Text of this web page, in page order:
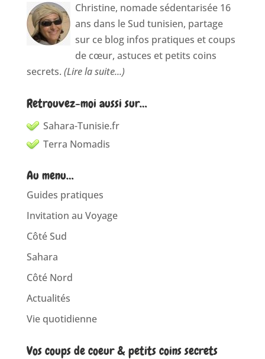
Christine, nomade sédentarisée 16
ans dans le Sud tunisien, partage
sur ce blog infos pratiques et coups
de cœur, astuces et petits coins
secrets. (Lire la suite...)
Retrouvez-moi aussi sur…
Sahara-Tunisie.fr
Terra Nomadis
Au menu…
Guides pratiques
Invitation au Voyage
Côté Sud
Sahara
Côté Nord
Actualités
Vie quotidienne
Vos coups de coeur & petits coins secrets